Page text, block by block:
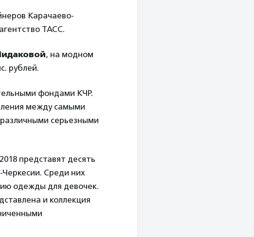
Карачаево-
агентство ТАСС.
, на модном
рублей.
фондами КЧР.
между самыми
серьезными
представят десять
Среди них
одежды для девочек.
и коллекция